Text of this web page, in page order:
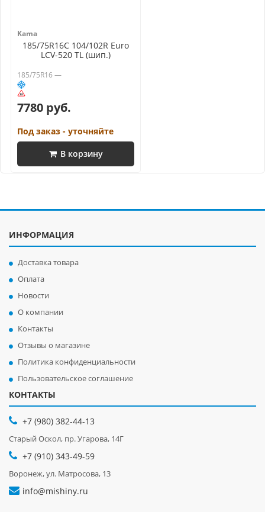
Kama
185/75R16C 104/102R Euro
LCV-520 TL (шип.)
185/75R16 —
7780 руб.
Под заказ - уточняйте
В корзину
ИНФОРМАЦИЯ
Доставка товара
Оплата
Новости
О компании
Контакты
Отзывы о магазине
Политика конфиденциальности
Пользовательское соглашение
КОНТАКТЫ
+7 (980) 382-44-13
Старый Оскол, пр. Угарова, 14Г
+7 (910) 343-49-59
Воронеж, ул. Матросова, 13
info@mishiny.ru